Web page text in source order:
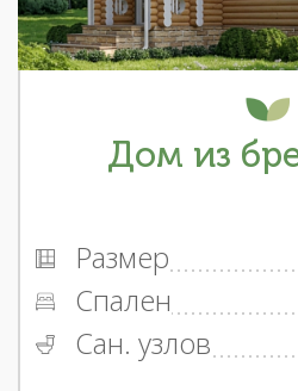
Дом из
Размер
Спален
Сан. узлов